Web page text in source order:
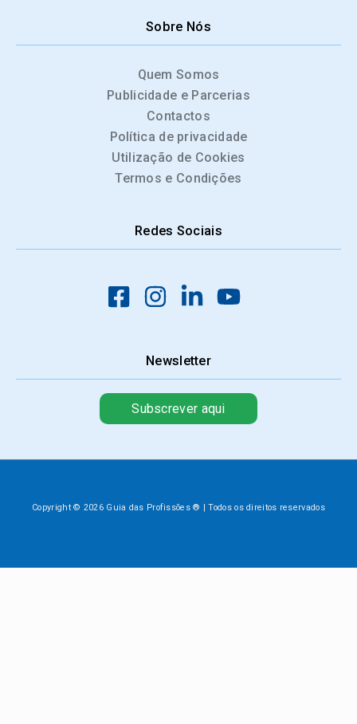
Sobre Nós
Quem Somos
Publicidade e Parcerias
Contactos
Política de privacidade
Utilização de Cookies
Termos e Condições
Redes Sociais
Newsletter
Subscrever aqui
Copyright © 2026 Guia das Profissões ® | Todos os direitos reservados